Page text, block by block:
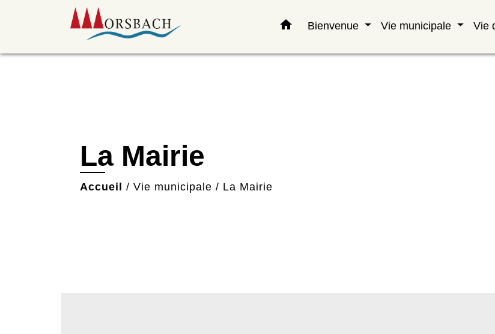
home Bienvenue Vie municipale Vie
La Mairie
Accueil / Vie municipale / La Mairie